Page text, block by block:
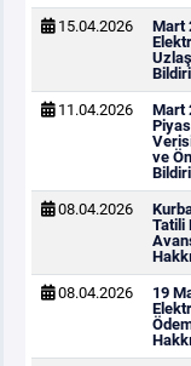
15.04.2026
Mart
11.04.2026
Mart
ve
08.04.2026
Tatili
08.04.2026
19